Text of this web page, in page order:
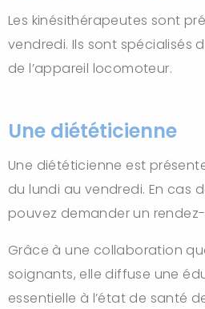
Les kinésithérapeutes sont
vendredi. Ils sont spécialisés
de l’appareil locomoteur.
Une diététicienne
Une diététicienne est
du lundi au vendredi. En cas
pouvez demander un
Grâce à une collaboration
soignants, elle diffuse une
essentielle à l’état de santé